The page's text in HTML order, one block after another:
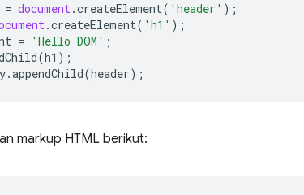
= document.createElement( 'header' );
.createElement( 'h1' );
= 'Hello DOM' ;
(h1 );
.appendChild(header);
markup HTML berikut: